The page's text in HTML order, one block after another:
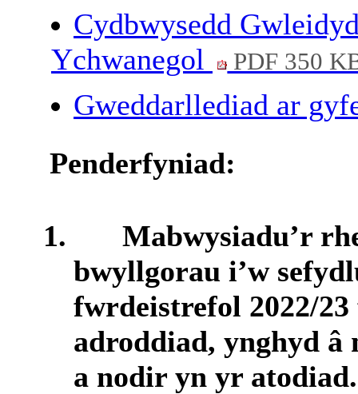
Cydbwysedd
Ychwanegol
PDF 350
Gweddarllediad ar
Penderfyniad:
1. Mabwysiadu’r
bwyllgorau i’w
fwrdeistrefol 2022/23
adroddiad, ynghydâ
a nodiryn yr atodiad.